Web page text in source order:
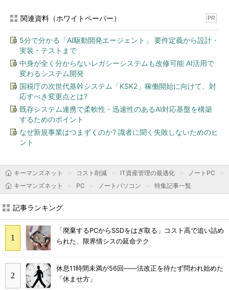
関連資料（ホワイトペーパー） PR
5分で分かる「AI駆動開発エージェント」 要件定義から設計・
実装・テストまで
中身が全く分からないレガシーシステムも改修可能 AI活用で
変わるシステム開発
国税庁の次世代基幹システム「KSK2」稼働開始に向けて、対
応すべき変更点とは?
既存システム連携で柔軟性・迅速性のあるAI対応基盤を構築
するためのポイント
なぜ新規事業はつまずくのか? 識者に聞く失敗しないためのヒ
ント
キーマンズネット コスト削減 IT資産管理の最適化 ノートPC
キーマンズネット
PC ノートパソコン 特集記事一覧
記事ランキング
「廃棄するPCからSSDをはぎ取る」コスト高で追い詰め
られた、限界情シスの延命テク
休息11時間未満が56回――法改正を待たず問われ始めた
「休ませ方」